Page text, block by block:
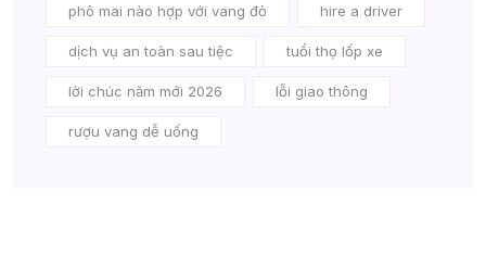
phô mai nào hợp với vang đỏ hire a driver
dịch vụ an toàn sau tiệc tuổi thọ lốp xe
lời chúc năm mới 2026 lỗi giao thông
rượu vang dễ uống